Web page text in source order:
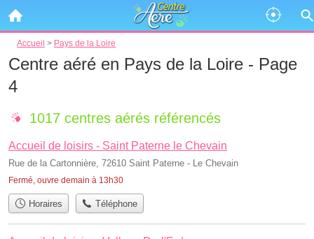
Accueil > Pays de la Loire
Centre aéré en Pays de la Loire - Page
4
1017 centres aérés référencés
Accueil de loisirs - Saint Paterne le Chevain
Rue de la Cartonnière, 72610 Saint Paterne - Le Chevain
Fermé, ouvre demain à 13h30
Horaires Téléphone